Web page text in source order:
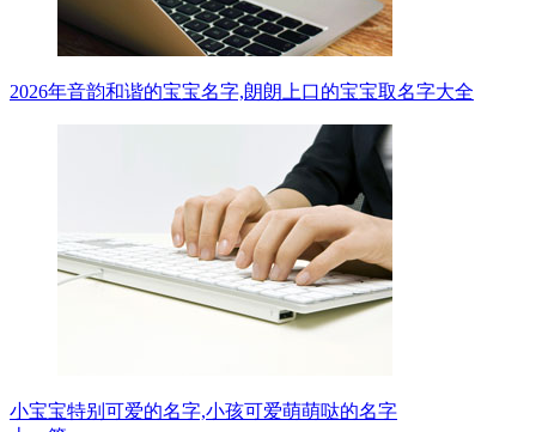
2026年音韵和谐的宝宝名字,朗朗上口的宝宝取名字大全
小宝宝特别可爱的名字,小孩可爱萌萌哒的名字